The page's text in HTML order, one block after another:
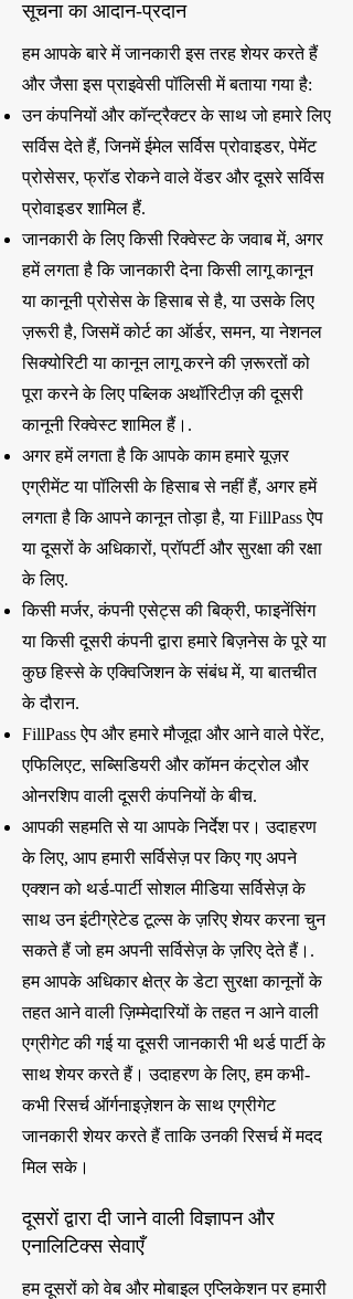
सूचना का आदान-प्रदान
हम आपके बारे में जानकारी इस तरह शेयर करते हैं
और जैसा इस प्राइवेसी पॉलिसी में बताया गया है:
उन कंपनियों और कॉन्ट्रैक्टर के साथ जो हमारे लिए
सर्विस देते हैं, जिनमें ईमेल सर्विस प्रोवाइडर, पेमेंट
प्रोसेसर, फ्रॉड रोकने वाले वेंडर और दूसरे सर्विस
प्रोवाइडर शामिल हैं.
जानकारी के लिए किसी रिक्वेस्ट के जवाब में, अगर
हमें लगता है कि जानकारी देना किसी लागू कानून
या कानूनी प्रोसेस के हिसाब से है, या उसके लिए
ज़रूरी है, जिसमें कोर्ट का ऑर्डर, समन, या नेशनल
सिक्योरिटी या कानून लागू करने की ज़रूरतों को
पूरा करने के लिए पब्लिक अथॉरिटीज़ की दूसरी
कानूनी रिक्वेस्ट शामिल हैं।.
अगर हमें लगता है कि आपके काम हमारे यूज़र
एग्रीमेंट या पॉलिसी के हिसाब से नहीं हैं, अगर हमें
लगता है कि आपने कानून तोड़ा है, या FillPass ऐप
या दूसरों के अधिकारों, प्रॉपर्टी और सुरक्षा की रक्षा
के लिए.
किसी मर्जर, कंपनी एसेट्स की बिक्री, फाइनेंसिंग
या किसी दूसरी कंपनी द्वारा हमारे बिज़नेस के पूरे या
कुछ हिस्से के एक्विजिशन के संबंध में, या बातचीत
के दौरान.
FillPass ऐप और हमारे मौजूदा और आने वाले पेरेंट,
एफिलिएट, सब्सिडियरी और कॉमन कंट्रोल और
ओनरशिप वाली दूसरी कंपनियों के बीच.
आपकी सहमति से या आपके निर्देश पर। उदाहरण
के लिए, आप हमारी सर्विसेज़ पर किए गए अपने
एक्शन को थर्ड-पार्टी सोशल मीडिया सर्विसेज़ के
साथ उन इंटीग्रेटेड टूल्स के ज़रिए शेयर करना चुन
सकते हैं जो हम अपनी सर्विसेज़ के ज़रिए देते हैं।.
हम आपके अधिकार क्षेत्र के डेटा सुरक्षा कानूनों के
तहत आने वाली ज़िम्मेदारियों के तहत न आने वाली
एग्रीगेट की गई या दूसरी जानकारी भी थर्ड पार्टी के
साथ शेयर करते हैं। उदाहरण के लिए, हम कभी-
कभी रिसर्च ऑर्गनाइज़ेशन के साथ एग्रीगेट
जानकारी शेयर करते हैं ताकि उनकी रिसर्च में मदद
मिल सके।
दूसरों द्वारा दी जाने वाली विज्ञापन और
एनालिटिक्स सेवाएँ
हम दूसरों को वेब और मोबाइल एप्लिकेशन पर हमारी